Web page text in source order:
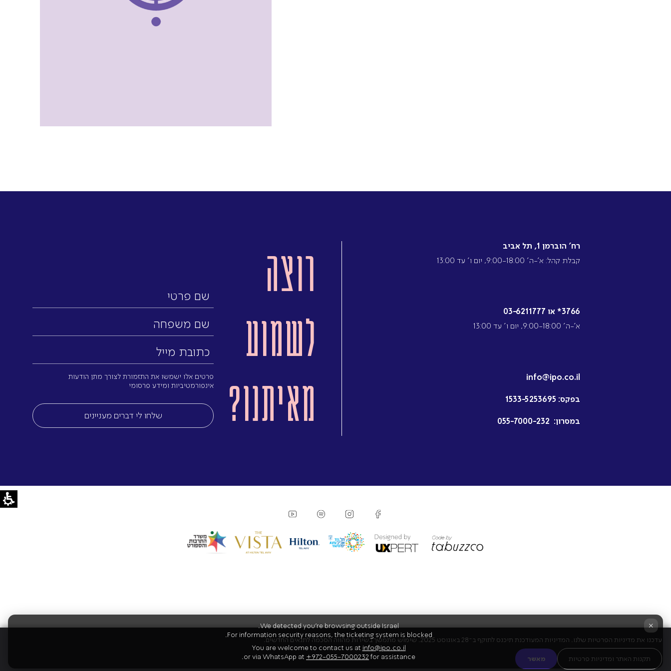
רח’ הוברמן 1, תל אביב
קבלת קהל: א’-ה’ 9:00-18:00, יום ו’ עד 13:00
3766* או 03-6211777
א’-ה’ 9:00-18:00, יום ו’ עד 13:00
info@ipo.co.il
בפקס: 1533-5253695
במסרון:
רוצה
לשמוע
מאיתנו?
שם
פרטי
שם
משפחה
כתובת
מייל
(חובה)
פרטים אלו ישמשו את התזמורת לצורך מתן הודעות
אינפורמטיביות ומידע פרסומי
עדכנו את מדיניות הפרטיות שלנו. המדיניות המעודכנת תיכנס לתוקף ב־28 באוגוסט 2025. שימוש מתמשך בשירות מהווה הסכמה לתנאים החדשים.
תקנות האתר ומדיניות פרטיות מאשר
×
We detected you're browsing outside Israel.
For information security reasons, the ticketing system is blocked.
You are welcome to contact us at info@ipo.co.il
or via WhatsApp at +972-055-7000232 for assistance.